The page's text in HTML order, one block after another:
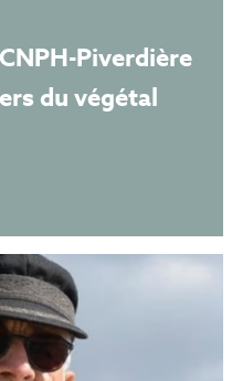
Piverdière
du végétal